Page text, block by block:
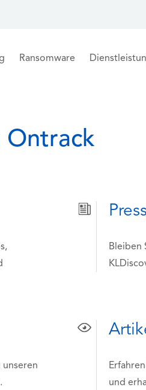
Ransomware
Ontrack
Bleiben
unseren
und